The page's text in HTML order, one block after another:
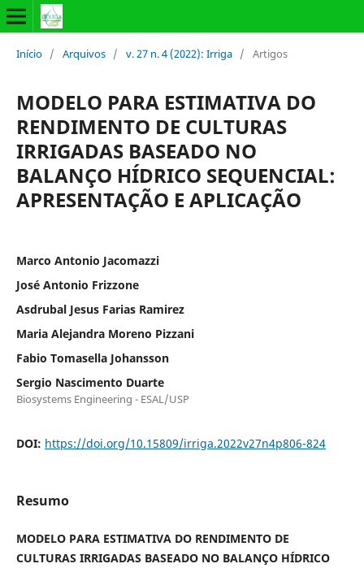
Início / Arquivos / v. 27 n. 4 (2022): Irriga / Artigos
MODELO PARA ESTIMATIVA DO
RENDIMENTO DE CULTURAS
IRRIGADAS BASEADO NO
BALANÇO HÍDRICO SEQUENCIAL:
APRESENTAÇÃO E APLICAÇÃO
Marco Antonio Jacomazzi
José Antonio Frizzone
Asdrubal Jesus Farias Ramirez
Maria Alejandra Moreno Pizzani
Fabio Tomasella Johansson
Sergio Nascimento Duarte
Biosystems Engineering - ESAL/USP
DOI: https://doi.org/10.15809/irriga.2022v27n4p806-824
Resumo
MODELO PARA ESTIMATIVA DO RENDIMENTO DE
CULTURAS IRRIGADAS BASEADO NO BALANÇO HÍDRICO